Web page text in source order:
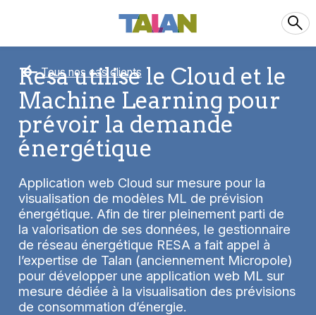
Tous nos cas clients
Resa utilise le Cloud et le
Machine Learning pour
prévoir la demande
énergétique
Application web Cloud sur mesure pour la
visualisation de modèles ML de prévision
énergétique. Afin de tirer pleinement parti de
la valorisation de ses données, le gestionnaire
de réseau énergétique RESA a fait appel à
l’expertise de Talan (anciennement Micropole)
pour développer une application web ML sur
mesure dédiée à la visualisation des prévisions
de consommation d’énergie.